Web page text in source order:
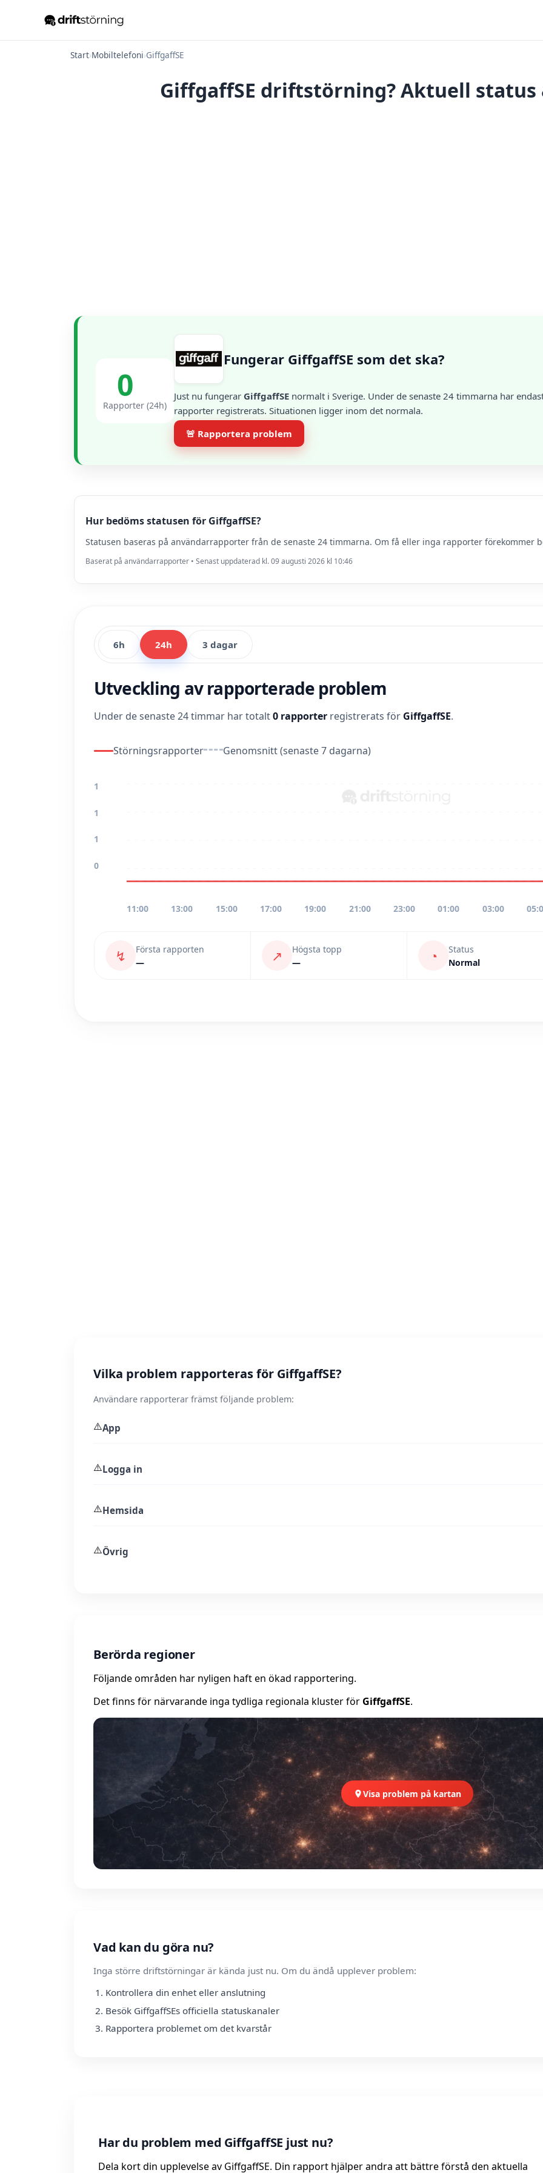
Start›Mobiltelefoni›GiffgaffSE
GiffgaffSE driftstörning? Aktuell
0
Rapporter (24h)
Fungerar GiffgaffSE som det ska?
Just nu fungerar GiffgaffSE normalt i Sverige. Under de senaste 24 timmarna har
rapporter registrerats. Situationen ligger inom det normala.
🚨 Rapportera problem
Hur bedöms statusen för GiffgaffSE?
Statusen baseras på användarrapporter från de senaste 24 timmarna. Om få eller inga rapporter förekommer
Baserat på användarrapporter • Senast uppdaterad kl. 09 augusti 2026 kl 10:46
6h 24h 3 dagar
Utveckling av rapporterade problem
Under de senaste 24 timmar har totalt0 rapporter registrerats för GiffgaffSE.
Störningsrapporter Genomsnitt (senaste 7 dagarna)
1
1
1
0
11:00 13:00 15:00 17:00 19:00 21:00 23:00 01:00 03:00
↯
Första rapporten
—
↗
Högsta topp
—
◔
Status
Normal
Vilka problem rapporteras för GiffgaffSE?
Användare rapporterar främst följande problem:
⚠️App
⚠️Logga in
⚠️Hemsida
⚠️Övrig
Berörda regioner
Följande områden har nyligen haft en ökad rapportering.
Det finns för närvarande inga tydliga regionala kluster för GiffgaffSE.
Visa problem på kartan
Vad kan du göra nu?
Inga större driftstörningar är kända just nu. Om du ändå upplever problem:
Kontrollera din enhet eller anslutning
Besök GiffgaffSEs officiella statuskanaler
Rapportera problemet om det kvarstår
Har du problem med GiffgaffSE just nu?
Dela kort din upplevelse av GiffgaffSE. Din rapport hjälper andra att bättre förstå den aktuella